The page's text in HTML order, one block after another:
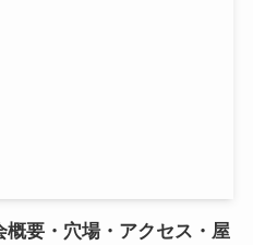
要・穴場・アクセス・屋